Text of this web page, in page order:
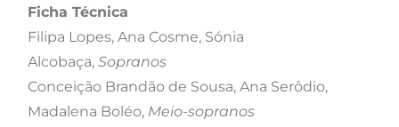
Ficha Técnica
Filipa Lopes, Ana Cosme, Sónia
Alcobaça, Sopranos
Conceição Brandão de Sousa, Ana Serôdio,
Madalena Boléo, Meio-sopranos